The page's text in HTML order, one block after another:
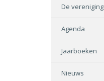
De vereniging
Agenda
Jaarboeken
Nieuws